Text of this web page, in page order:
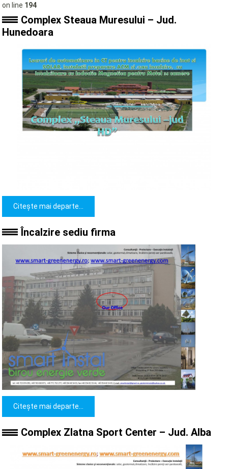
on line 194
Complex Steaua Muresului – Jud.
Hunedoara
Citește mai departe...
Încalzire sediu firma
Citește mai departe...
Complex Zlatna Sport Center – Jud. Alba